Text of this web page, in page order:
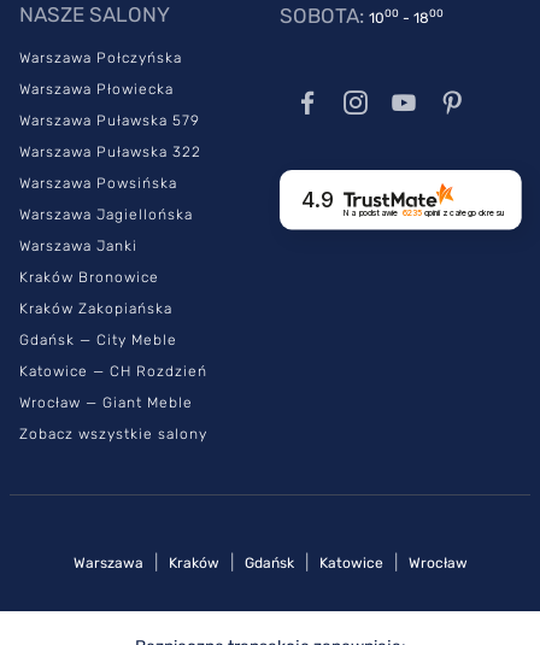
NASZE SALONY
Warszawa Połczyńska
Warszawa Płowiecka
Warszawa Puławska 579
Warszawa Puławska 322
Warszawa Powsińska
Warszawa Jagiellońska
Warszawa Janki
Kraków Bronowice
Kraków Zakopiańska
Gdańsk — City Meble
Katowice — CH Rozdzień
Wrocław — Giant Meble
Zobacz wszystkie salony
SOBOTA: 1000 - 1800
4.9
Na podstawie 6235opinii z całego okresu
Warszawa Kraków Gdańsk Katowice Wrocław